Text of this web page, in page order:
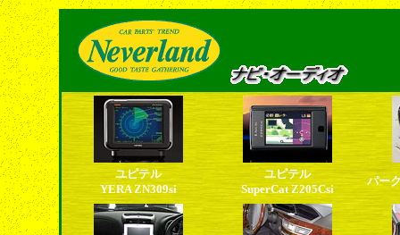
ユピテル
YERA ZN309si
ユピテル
SuperCat Z205Csi
パー